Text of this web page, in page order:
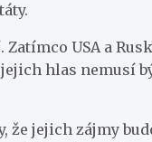
USA a
hlas nemusí
že jejich zájmy